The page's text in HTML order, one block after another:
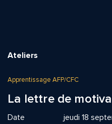
Ateliers
Apprentissage AFP/CFC
La lettre de
Date
jeudi 18